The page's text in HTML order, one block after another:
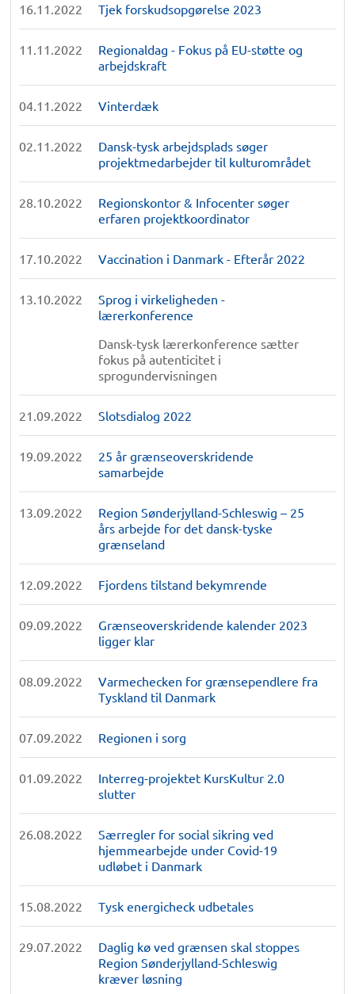
16.11.2022 Tjek forskudsopgørelse 2023
11.11.2022
Regionaldag - Fokus på EU-støtte og
arbejdskraft
04.11.2022 Vinterdæk
02.11.2022
Dansk-tysk arbejdsplads søger
projektmedarbejder til kulturområdet
28.10.2022
Regionskontor & Infocenter søger
erfaren projektkoordinator
17.10.2022 Vaccination i Danmark - Efterår 2022
13.10.2022
Sprog i virkeligheden -
lærerkonference
Dansk-tysk lærerkonference sætter
fokus på autenticitet i
sprogundervisningen
21.09.2022 Slotsdialog 2022
19.09.2022
25 år grænseoverskridende
samarbejde
13.09.2022
Region Sønderjylland-Schleswig – 25
års arbejde for det dansk-tyske
grænseland
12.09.2022 Fjordens tilstand bekymrende
09.09.2022
Grænseoverskridende kalender 2023
ligger klar
08.09.2022
Varmechecken for grænsependlere fra
Tyskland til Danmark
07.09.2022 Regionen i sorg
01.09.2022
Interreg-projektet KursKultur 2.0
slutter
26.08.2022
Særregler for social sikring ved
hjemmearbejde under Covid-19
udløbet i Danmark
15.08.2022 Tysk energicheck udbetales
29.07.2022
Daglig kø ved grænsen skal stoppes
Region Sønderjylland-Schleswig
kræver løsning